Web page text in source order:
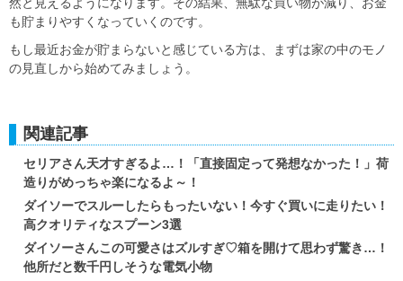
も貯まりやすくなっていくのです。
もし最近お金が貯まらないと感じている方は、まずは家の中のモノ
の見直しから始めてみましょう。
関連記事
セリアさん天才すぎるよ…！「直接固定って発想なかった！」荷
造りがめっちゃ楽になるよ～！
ダイソーでスルーしたらもったいない！今すぐ買いに走りたい！
高クオリティなスプーン3選
ダイソーさんこの可愛さはズルすぎ♡箱を開けて思わず驚き…！
他所だと数千円しそうな電気小物